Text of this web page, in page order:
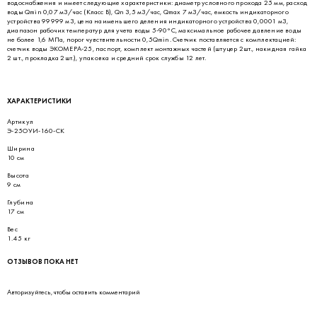
водоснабжения и имеет следующие характеристики: диаметр условного прохода 25 мм, расход
воды Qmin 0,07 м3/час (Класс В), Qn 3,5 м3/час, Qmax 7 м3/час, емкость индикаторного
устройства 99999 м3, цена наименьшего деления индикаторного устройства 0,0001 м3,
диапазон рабочих температур для учета воды 5-90°С, максимальное рабочее давление воды
не более 1,6 МПа, порог чувствительности 0,5Qmin. Счетчик поставляется с комплектацией:
счетчик воды ЭКОМЕРА-25, паспорт, комплект монтажных частей (штуцер 2шт., накидная гайка
2 шт., прокладка 2шт.), упаковка и средний срок службы 12 лет.
ХАРАКТЕРИСТИКИ
Артикул
Э-25ОУИ-160-СК
Ширина
10 см
Высота
9 см
Глубина
17 см
Вес
1.45 кг
ОТЗЫВОВ ПОКА НЕТ
Авторизуйтесь, чтобы оставить комментарий